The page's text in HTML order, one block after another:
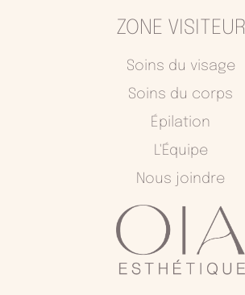
ZONE VISITEUR
Soins du visage
Soins du corps
Épilation
L'Équipe
Nous joindre